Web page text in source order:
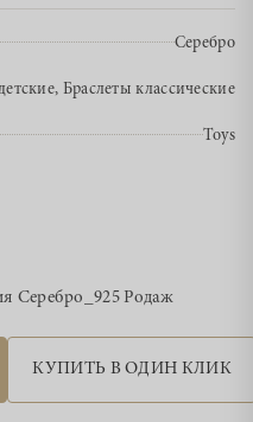
Серебро
Браслеты классические
Toys
Серебро_925 Родаж
КУПИТЬ В ОДИН КЛИК